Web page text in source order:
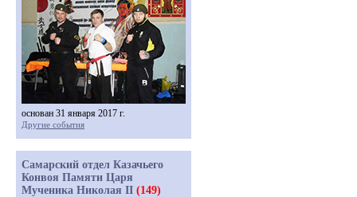
основан 31 января 2017 г.
Другие события
Самарский отдел Казачьего
Конвоя Памяти Царя
Мученика Николая II (149)